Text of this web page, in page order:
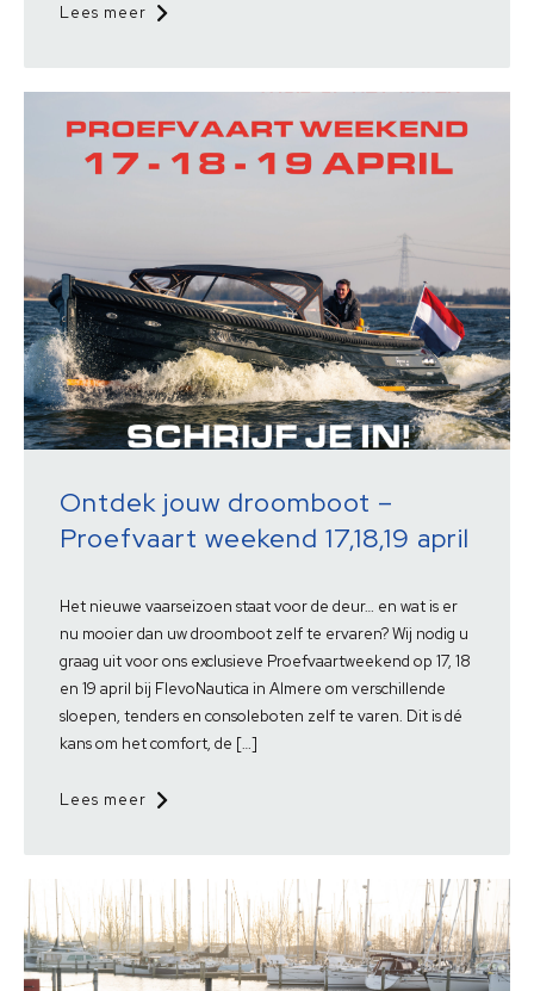
Lees meer
Ontdek jouw droomboot –
Proefvaart weekend 17,18,19 april
Het nieuwe vaarseizoen staat voor de deur… en wat is er
nu mooier dan uw droomboot zelf te ervaren? Wij nodig u
graag uit voor ons exclusieve Proefvaartweekend op 17, 18
en 19 april bij FlevoNautica in Almere om verschillende
sloepen, tenders en consoleboten zelf te varen. Dit is dé
kans om het comfort, de […]
Lees meer